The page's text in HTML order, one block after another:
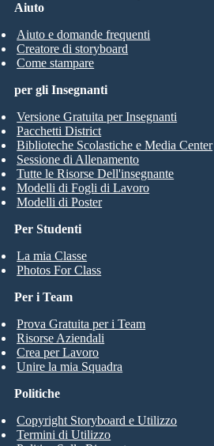
Aiuto
Aiuto e domande frequenti
Creatore di storyboard
Come stampare
Per Studenti
La mia Classe
Photos For Class
per gli Insegnanti
Versione Gratuita per Insegnanti
Pacchetti District
Biblioteche Scolastiche e Media Center
Sessione di Allenamento
Tutte le Risorse Dell'insegnante
Modelli di Fogli di Lavoro
Modelli di Poster
Per i Team
Prova Gratuita per i Team
Risorse Aziendali
Crea per Lavoro
Unire la mia Squadra
Politiche
Copyright Storyboard e Utilizzo
Termini di Utilizzo